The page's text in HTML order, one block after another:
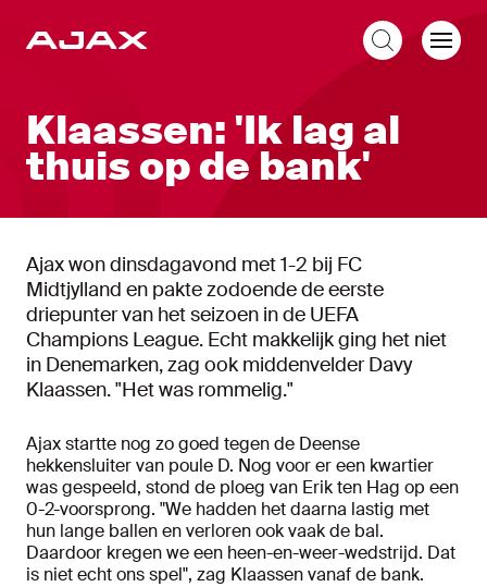
Klaassen: 'Ik lag al
thuis op de bank'
Ajax won dinsdagavond met 1-2 bij FC
Midtjylland en pakte zodoende de eerste
driepunter van het seizoen in de UEFA
Champions League. Echt makkelijk ging het niet
in Denemarken, zag ook middenvelder Davy
Klaassen. "Het was rommelig."
Ajax startte nog zo goed tegen de Deense
hekkensluiter van poule D. Nog voor er een kwartier
was gespeeld, stond de ploeg van Erik ten Hag op een
0-2-voorsprong. "We hadden het daarna lastig met
hun lange ballen en verloren ook vaak de bal.
Daardoor kregen we een heen-en-weer-wedstrijd. Dat
is niet echt ons spel", zag Klaassen vanaf de bank.